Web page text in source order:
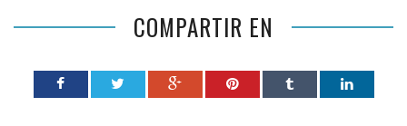
COMPARTIR EN